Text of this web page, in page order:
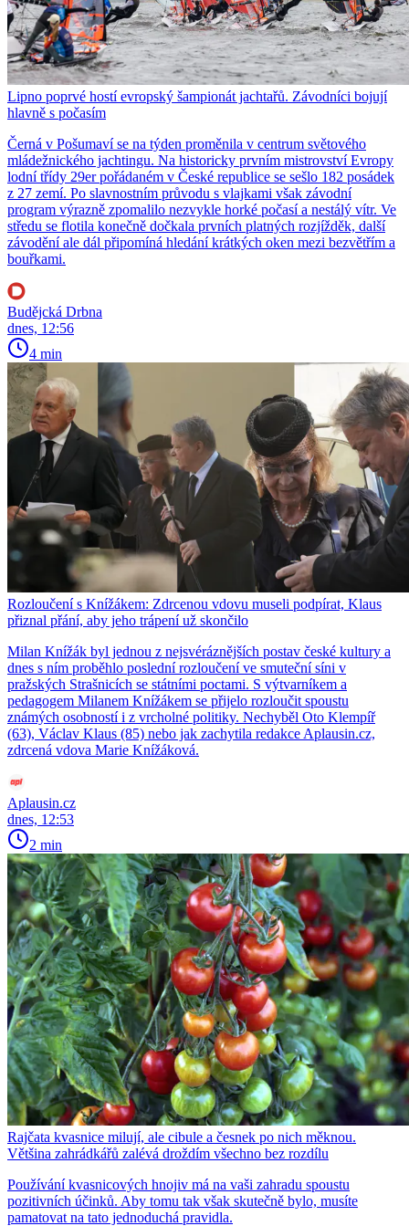
Lipno poprvé hostí evropský šampionát jachtařů. Závodníci bojují
hlavně s počasím
Černá v Pošumaví se na týden proměnila v centrum světového
mládežnického jachtingu. Na historicky prvním mistrovství Evropy
lodní třídy 29er pořádaném v České republice se sešlo 182 posádek
z 27 zemí. Po slavnostním průvodu s vlajkami však závodní
program výrazně zpomalilo nezvykle horké počasí a nestálý vítr. Ve
středu se flotila konečně dočkala prvních platných rozjížděk, další
závodění ale dál připomíná hledání krátkých oken mezi bezvětřím a
bouřkami.
Budějcká Drbna
dnes, 12:56
4 min
Rozloučení s Knížákem: Zdrcenou vdovu museli podpírat, Klaus
přiznal přání, aby jeho trápení už skončilo
Milan Knížák byl jednou z nejsvéráznějších postav české kultury a
dnes s ním proběhlo poslední rozloučení ve smuteční síni v
pražských Strašnicích se státními poctami. S výtvarníkem a
pedagogem Milanem Knížákem se přijelo rozloučit spoustu
známých osobností i z vrcholné politiky. Nechyběl Oto Klempíř
(63), Václav Klaus (85) nebo jak zachytila redakce Aplausin.cz,
zdrcená vdova Marie Knížáková.
Aplausin.cz
dnes, 12:53
2 min
Rajčata kvasnice milují, ale cibule a česnek po nich měknou.
Většina zahrádkářů zalévá droždím všechno bez rozdílu
Používání kvasnicových hnojiv má na vaši zahradu spoustu
pozitivních účinků. Aby tomu tak však skutečně bylo, musíte
pamatovat na tato jednoduchá pravidla.